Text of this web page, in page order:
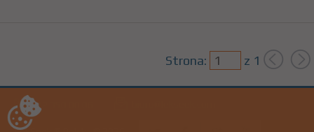
Strona: z 1
+22 350 00 06